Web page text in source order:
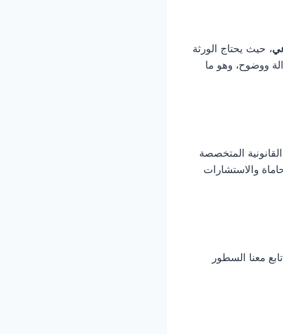
، حيث يحتاج الورثة
ووضوح، وهو ما
المتخصصة
والاستشارات
معنا السطور